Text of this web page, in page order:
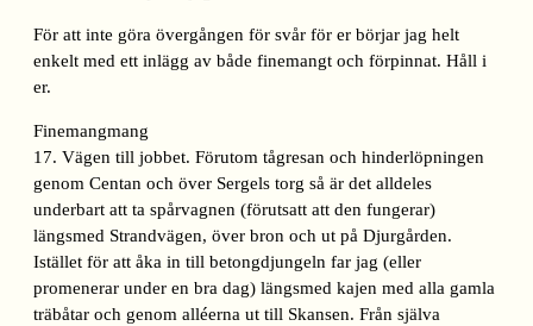
För att inte göra övergången för svår för er börjar jag helt
enkelt med ett inlägg av både finemangt och förpinnat. Håll i
er.
Finemangmang
17. Vägen till jobbet. Förutom tågresan och hinderlöpningen
genom Centan och över Sergels torg så är det alldeles
underbart att ta spårvagnen (förutsatt att den fungerar)
längsmed Strandvägen, över bron och ut på Djurgården.
Istället för att åka in till betongdjungeln far jag (eller
promenerar under en bra dag) längsmed kajen med alla gamla
träbåtar och genom alléerna ut till Skansen. Från själva